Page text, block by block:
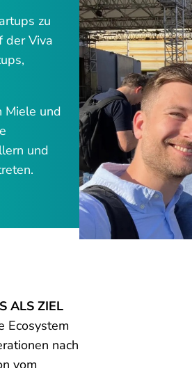
zu
der Viva
Miele und
und
ALS ZIEL
Ecosystem
nach
vom